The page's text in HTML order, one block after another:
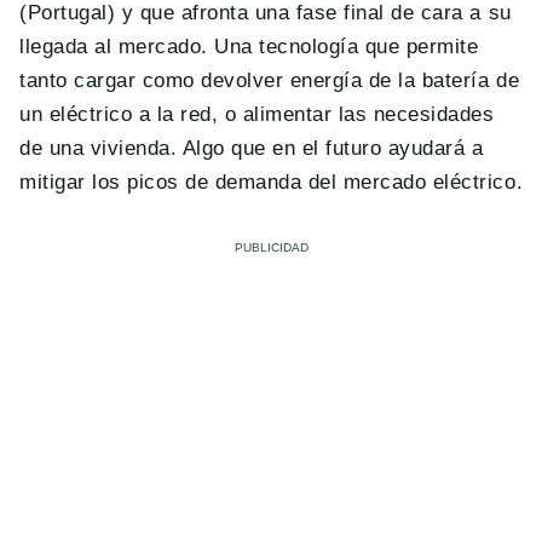
(Portugal) y que afronta una fase final de cara a su
llegada al mercado. Una tecnología que permite
tanto cargar como devolver energía de la batería de
un eléctrico a la red, o alimentar las necesidades
de una vivienda. Algo que en el futuro ayudará a
mitigar los picos de demanda del mercado eléctrico.